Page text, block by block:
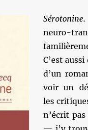
Sérotonine.
neuro-
C’est
d’un
voir un
les
n’écrit